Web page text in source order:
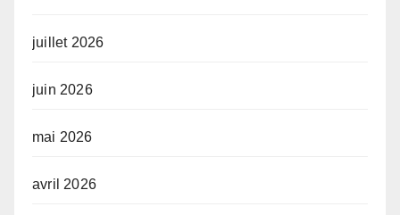
juillet 2026
juin 2026
mai 2026
avril 2026